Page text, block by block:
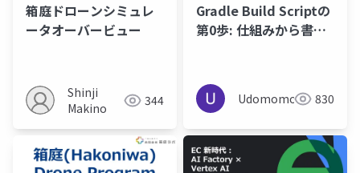
箱庭ドローンシミュレ
ータオーバービュー
Shinji
Makino
344
Gradle Build Scriptの
第0歩: 仕組みから書き
Udomomo 830